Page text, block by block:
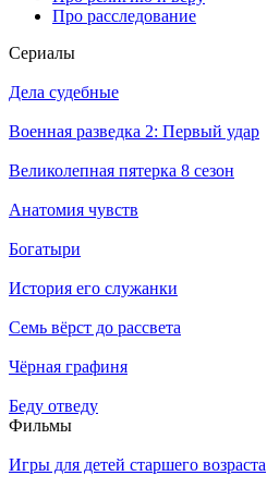
Про расследование
Се­риа­лы
Дела судебные
Военная разведка 2: Первый удар
Великолепная пятерка 8 сезон
Анатомия чувств
Богатыри
История его служанки
Семь вёрст до рассвета
Чёрная графиня
Беду отведу
Филь­мы
Игры для детей старшего возраста